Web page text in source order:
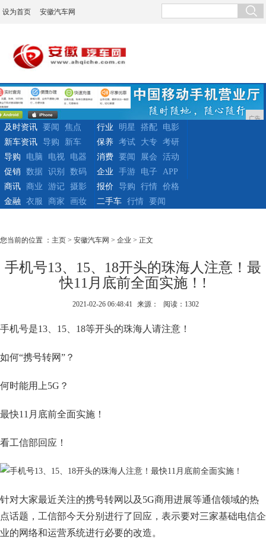
设为首页 安徽汽车网
广告
及时资讯 要闻
焦点
新车资讯
导购 新车
行业 明星 搭配
电影
保养
考试 大专
考研
导购
电脑 电视
电器
促销
数据 识别 数码
消费 要闻 展会
活动
企业
手游 电子
APP
商讯
商业 游记
摄影
金融
衣服 商家 画妆
报价 导购 行情
价格
二手车
行情 要闻
您当前的位置 ： 主页 > 安徽汽车网 > 企业 > 正文
手机号13、15、18开头的珠海人注意！最
快11月底前全面实施！!
2021-02-26 06:48:41 来源： 阅读：1302
手机号是13、15、18等开头的珠海人请注意！
如何“携号转网”？
何时能用上5G？
最快11月底前全面实施！
看工信部回应！
针对大家最近关注的携号转网以及5G商用进展等通信领域的热
点话题，工信部今天分别进行了回应，表示要对三家基础电信企
业的网络和运营系统进行必要的改造。